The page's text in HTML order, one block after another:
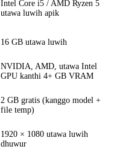
Intel Core i5 / AMD Ryzen 5
utawa luwih apik
16 GB utawa luwih
NVIDIA, AMD, utawa Intel
GPU kanthi 4+ GB VRAM
2 GB gratis (kanggo model +
file temp)
1920 × 1080 utawa luwih
dhuwur